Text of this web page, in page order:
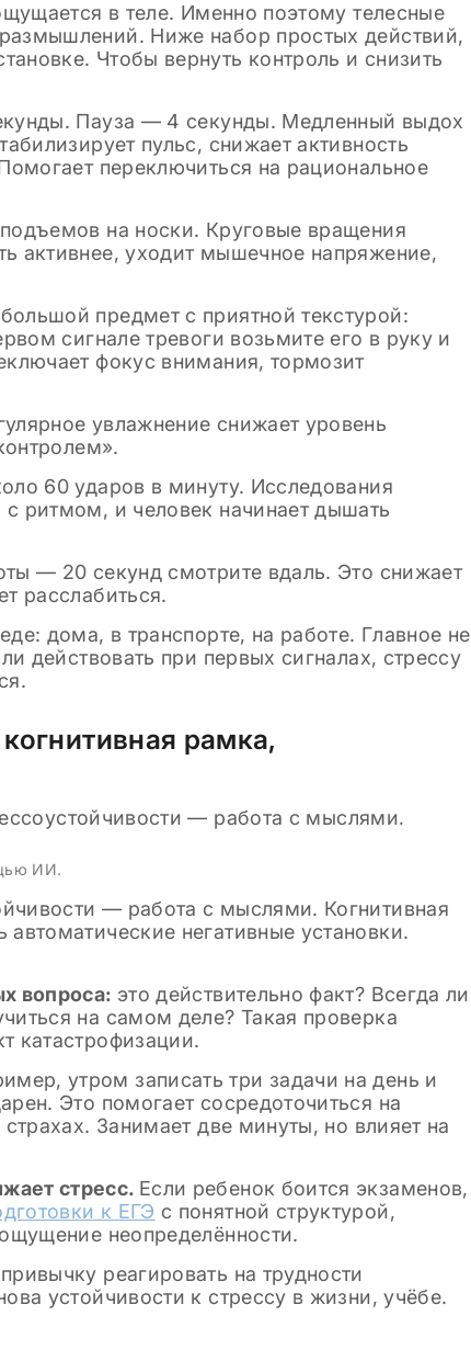
в теле. Именно поэтому телесные
Ниже набор простых действий,
Чтобы вернуть контроль и снизить
Пауза — 4 секунды. Медленный выдох
пульс, снижает активность
переключиться на рациональное
на носки. Круговые вращения
активнее, уходит мышечное напряжение,
предмет с приятной текстурой:
сигнале тревоги возьмите его в руку и
фокус внимания, тормозит
увлажнение снижает уровень
60 ударов в минуту. Исследования
ритмом, и человек начинает дышать
— 20 секунд смотрите вдаль. Это снижает
расслабиться.
дома, в транспорте, на работе. Главное не
действовать при первых сигналах, стрессу
рамка,
ИИ.
— работа с мыслями. Когнитивная
автоматические негативные установки.
вопроса: это действительно факт? Всегда ли
на самом деле? Такая проверка
катастрофизации.
утром записать три задачи на день и
Это помогает сосредоточиться на
Занимает две минуты, но влияет на
стресс. Если ребенок боится экзаменов,
к ЕГЭ с понятной структурой,
неопределённости.
реагировать на трудности
устойчивости к стрессу в жизни, учёбе.